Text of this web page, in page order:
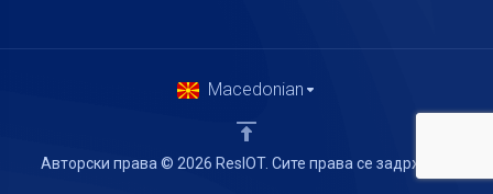
Авторски права © 2026 ResIOT. Сите права се задржани.
Macedonian